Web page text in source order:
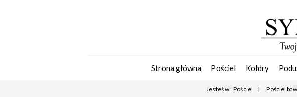
Strona główna Pościel Kołdry
Jesteś w: Pościel Pościel